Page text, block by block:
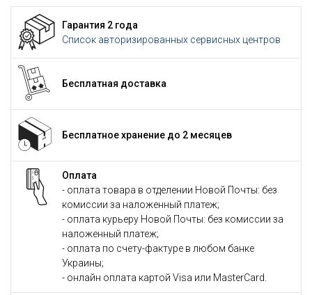
Гарантия 2 года
Список авторизированных сервисных центров
Бесплатная доставка
Бесплатное хранение до 2 месяцев
Оплата
- оплата товара в отделении Новой Почты: без
комиссии за наложенный платеж;
- оплата курьеру Новой Почты: без комиссии за
наложенный платеж;
- оплата по счету-фактуре в любом банке
Украины;
- онлайн оплата картой Visa или MasterCard.